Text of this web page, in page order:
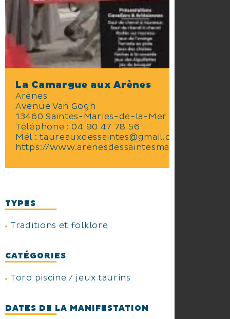
La Camargue aux Arènes
Arènes
Avenue Van Gogh
13460 Saintes-Maries-de-la-Mer
Téléphone :04 90 47 78 56
Mél :taureauxdessaintes@gmail.com
https://
TYPES
Traditions et folklore
CATÉGORIES
Toro piscine / jeux taurins
DATES DE LA MANIFESTATION